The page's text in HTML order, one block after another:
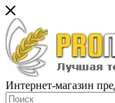
Интернет-магазин